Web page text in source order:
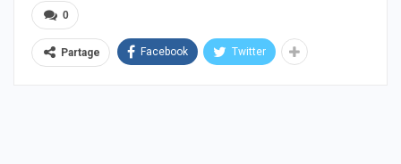
0
Partage Facebook Twitter